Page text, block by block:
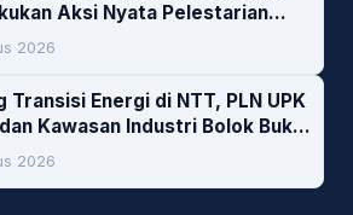
Aksi Nyata Pelestarian
2026
Transisi Energi di NTT, PLN UPK
Kawasan Industri Bolok Buka
Investasi Woodchip untuk
PLTU Bolok
2026